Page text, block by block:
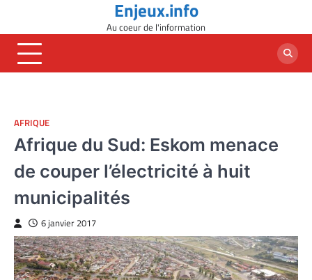
content
Enjeux.info
Au coeur de l'information
AFRIQUE
Afrique du Sud: Eskom menace
de couper l’électricité à huit
municipalités
6 janvier 2017